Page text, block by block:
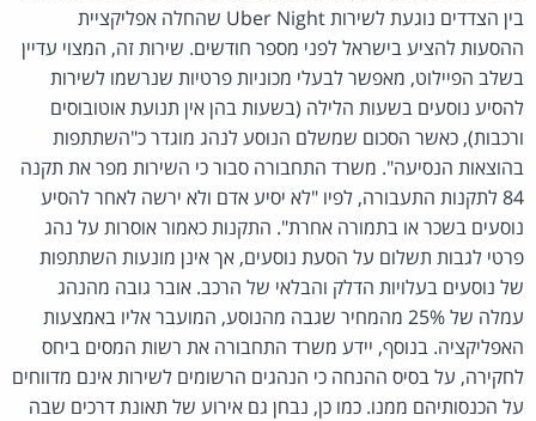
בין הצדדים נוגעת לשירות Uber Night שהחלה אפליקציית
ההסעות להציע בישראל לפני מספר חודשים. שירות זה, המצוי עדיין
בשלב הפיילוט, מאפשר לבעלי מכוניות פרטיות שנרשמו לשירות
להסיע נוסעים בשעות הלילה (בשעות בהן אין תנועת אוטובוסים
ורכבות), כאשר הסכום שמשלם הנוסע לנהג מוגדר כ"השתתפות
בהוצאות הנסיעה". משרד התחבורה סבור כי השירות מפר את תקנה
84 לתקנות התעבורה, לפיו "לא יסיע אדם ולא ירשה לאחר להסיע
נוסעים בשכר או בתמורה אחרת". התקנות כאמור אוסרות על נהג
פרטי לגבות תשלום על הסעת נוסעים, אך אינן מונעות השתתפות
של נוסעים בעלויות הדלק והבלאי של הרכב. אובר גובה מהנהג
עמלה של 25% מהמחיר שגבה מהנוסע, המועבר אליו באמצעות
האפליקציה. בנוסף, יידע משרד התחבורה את רשות המסים ביחס
לחקירה, על בסיס ההנחה כי הנהגים הרשומים לשירות אינם מדווחים
על הכנסותיהם ממנו. כמו כן, נבחן גם אירוע של תאונת דרכים שבה